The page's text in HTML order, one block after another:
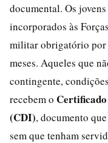
documental. Os
incorporados às
militar obrigatório por
meses. Aqueles que
contingente,
recebem o
(CDI), documento
sem que tenham